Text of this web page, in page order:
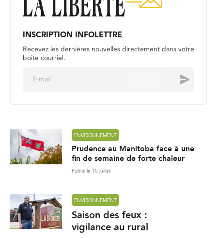
INSCRIPTION INFOLETTRE
Recevez les dernières nouvelles directement dans votre
boite courriel.
Envoyer
ENVIRONNEMENT
Prudence au Manitoba face à une
fin de semaine de forte chaleur
Publié le 10 juillet
ENVIRONNEMENT
Saison des feux :
vigilance au rural